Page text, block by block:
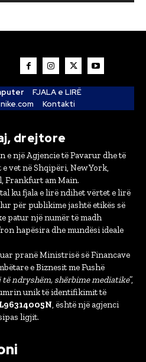
FJALA e LIRË
Kontakti
drejtore
e një Agjencie të Pavarur dhe të
vet në Shqipëri, New York,
Frankfurt am Main.
ku fjala e lirë ndihet vërtet e lirë
për publikime jashtë etikës së
patur një numër të madh
hapësira dhe mundësi ideale
pranë Ministrisë së Financave
e Biznesit me Fushë
ndryshëm, shërbime mediatike”,
unik të identifikimit të
, është një agjenci
ligjit.